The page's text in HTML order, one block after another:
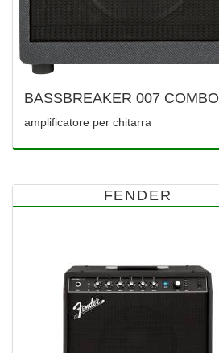
BASSBREAKER 007 COMBO
amplificatore per chitarra
FENDER